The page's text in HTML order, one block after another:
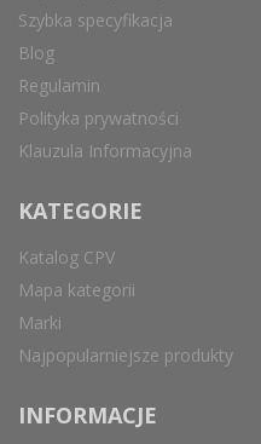
Szybka specyfikacja
Blog
Regulamin
Polityka prywatności
Klauzula Informacyjna
KATEGORIE
Katalog CPV
Mapa kategorii
Marki
Najpopularniejsze produkty
INFORMACJE